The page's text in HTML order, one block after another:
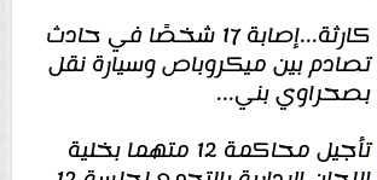
كارثة...إصابة 17 شخصًا في حادث
تصادم بين ميكروباص وسيارة نقل
بصحراوي بني...
تأجيل محاكمة 12 متهما بخلية